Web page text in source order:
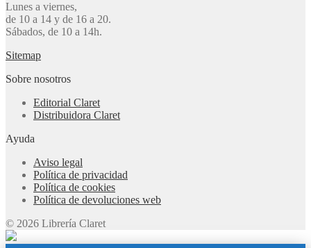
Lunes a viernes,
de 10 a 14 y de 16 a 20.
Sábados, de 10 a 14h.
Sitemap
Sobre nosotros
Editorial Claret
Distribuidora Claret
Ayuda
Aviso legal
Política de privacidad
Política de cookies
Política de devoluciones web
© 2026 Librería Claret